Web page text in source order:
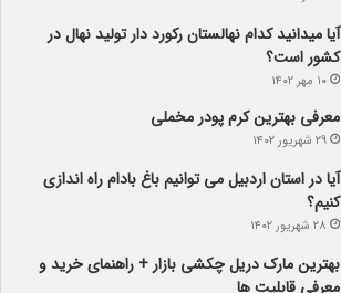
آیا می­دانید کدام نهالستان رکورد دار تولید نهال­ در
کشور است؟
۱۰ مهر ۱۴۰۲
معرفی بهترین کرم پودر مخملی
۲۹ شهریور ۱۴۰۲
آیا در استان اردبیل می توانیم باغ بادام راه اندازی
کنیم؟
۲۸ شهریور ۱۴۰۲
بهترین مارک دریل چکشی بازار + راهنمای خرید و
معرفی قابلیت ها